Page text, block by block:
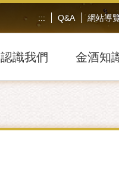
::: Q&A 網站導
認識我們 金酒知